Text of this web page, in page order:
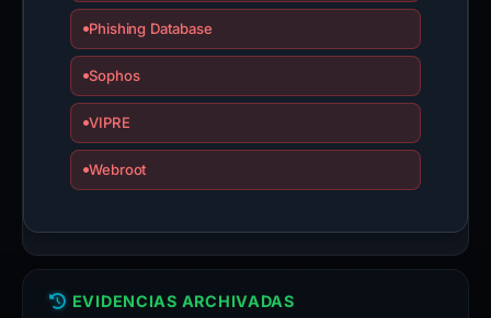
Phishing Database
Sophos
VIPRE
Webroot
EVIDENCIAS ARCHIVADAS